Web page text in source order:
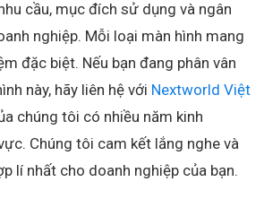
cầu, mục đích sử dụng và ngân
nghiệp. Mỗi loại màn hình mang
đặc biệt. Nếu bạn đang phân vân
này, hãy liên hệ với Nextworld Việt
chúng tôi có nhiều năm kinh
Chúng tôi cam kết lắng nghe và
lí nhất cho doanh nghiệp của bạn.